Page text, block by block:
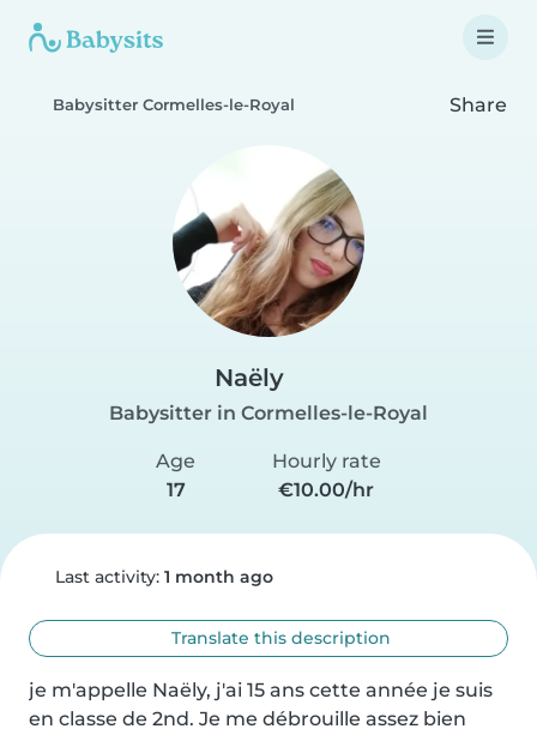
Babysitter Cormelles-le-Royal Share
Naëly
Babysitter in Cormelles-le-Royal
Age
17
Hourly rate
€10.00/hr
Last activity: 1 month ago
Translate this description
je m'appelle Naëly, j'ai 15 ans cette année je suis
en classe de 2nd. Je me débrouille assez bien